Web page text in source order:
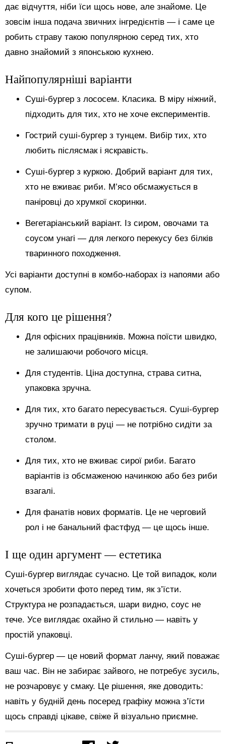
дає відчуття, ніби їси щось нове, але знайоме. Це
зовсім інша подача звичних інгредієнтів — і саме це
робить страву такою популярною серед тих, хто
давно знайомий з японською кухнею.
Найпопулярніші варіанти
Суші-бургер з лососем. Класика. В міру ніжний,
підходить для тих, хто не хоче експериментів.
Гострий суші-бургер з тунцем. Вибір тих, хто
любить післясмак і яскравість.
Суші-бургер з куркою. Добрий варіант для тих,
хто не вживає риби. М’ясо обсмажується в
паніровці до хрумкої скоринки.
Вегетаріанський варіант. Із сиром, овочами та
соусом унагі — для легкого перекусу без білків
тваринного походження.
Усі варіанти доступні в комбо-наборах із напоями або
супом.
Для кого це рішення?
Для офісних працівників. Можна поїсти швидко,
не залишаючи робочого місця.
Для студентів. Ціна доступна, страва ситна,
упаковка зручна.
Для тих, хто багато пересувається. Суші-бургер
зручно тримати в руці — не потрібно сидіти за
столом.
Для тих, хто не вживає сирої риби. Багато
варіантів із обсмаженою начинкою або без риби
взагалі.
Для фанатів нових форматів. Це не черговий
рол і не банальний фастфуд — це щось інше.
І ще один аргумент — естетика
Суші-бургер виглядає сучасно. Це той випадок, коли
хочеться зробити фото перед тим, як з’їсти.
Структура не розпадається, шари видно, соус не
тече. Усе виглядає охайно й стильно — навіть у
простій упаковці.
Суші-бургер — це новий формат ланчу, який поважає
ваш час. Він не забирає зайвого, не потребує зусиль,
не розчаровує у смаку. Це рішення, яке доводить:
навіть у будній день посеред графіку можна з’їсти
щось справді цікаве, свіже й візуально приємне.